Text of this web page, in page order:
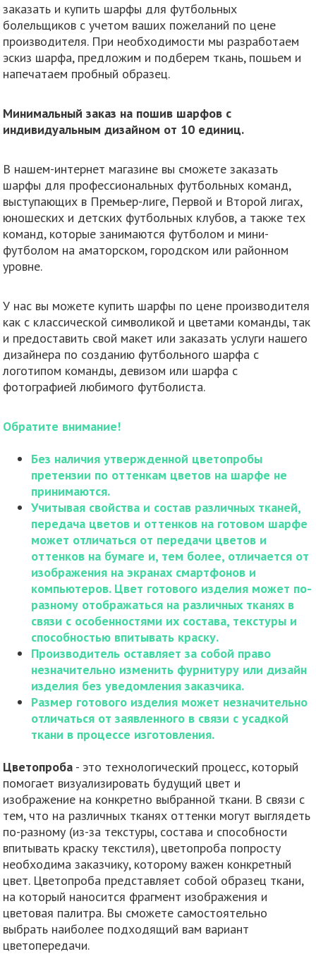
заказать и купить шарфы для футбольных
болельщиков с учетом ваших пожеланий по цене
производителя. При необходимости мы разработаем
эскиз шарфа, предложим и подберем ткань, пошьем и
напечатаем пробный образец.
Минимальный заказ на пошив шарфов с
индивидуальным дизайном от 10 единиц.
В нашем-интернет магазине вы сможете заказать
шарфы для профессиональных футбольных команд,
выступающих в Премьер-лиге, Первой и Второй лигах,
юношеских и детских футбольных клубов, а также тех
команд, которые занимаются футболом и мини-
футболом на аматорском, городском или районном
уровне.
У нас вы можете купить шарфы по цене производителя
как с классической символикой и цветами команды, так
и предоставить свой макет или заказать услуги нашего
дизайнера по созданию футбольного шарфа с
логотипом команды, девизом или шарфа с
фотографией любимого футболиста.
Обратите внимание!
Без наличия утвержденной цветопробы
претензии по оттенкам цветов на шарфе не
принимаются.
Учитывая свойства и состав различных тканей,
передача цветов и оттенков на готовом шарфе
может отличаться от передачи цветов и
оттенков на бумаге и, тем более, отличается от
изображения на экранах смартфонов и
компьютеров. Цвет готового изделия может по-
разному отображаться на различных тканях в
связи с особенностями их состава, текстуры и
способностью впитывать краску.
Производитель оставляет за собой право
незначительно изменить фурнитуру или дизайн
изделия без уведомления заказчика.
Размер готового изделия может незначительно
отличаться от заявленного в связи с усадкой
ткани в процессе изготовления.
Цветопроба - это технологический процесс, который
помогает визуализировать будущий цвет и
изображение на конкретно выбранной ткани. В связи с
тем, что на различных тканях оттенки могут выглядеть
по-разному (из-за текстуры, состава и способности
впитывать краску текстиля), цветопроба попросту
необходима заказчику, которому важен конкретный
цвет. Цветопроба представляет собой образец ткани,
на который наносится фрагмент изображения и
цветовая палитра. Вы сможете самостоятельно
выбрать наиболее подходящий вам вариант
цветопередачи.